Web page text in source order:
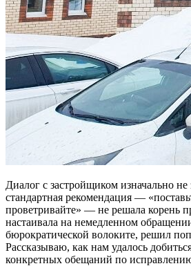
Диалог с застройщиком изначально не
стандартная рекомендация —
проветривайте» — не решала корень
настаивала на немедленном
бюрократической волоките, решил
Рассказываю, как нам удалось
конкретных обещаний по